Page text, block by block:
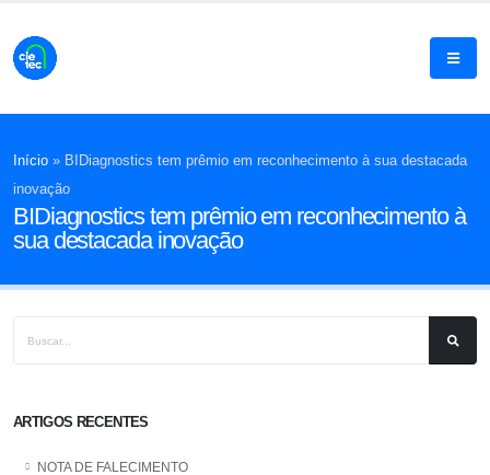
BIDiagnostics tem prêmio em reconhecimento à
sua destacada inovação
Início » BIDiagnostics tem prêmio em reconhecimento à sua destacada
inovação
ARTIGOS RECENTES
NOTA DE FALECIMENTO